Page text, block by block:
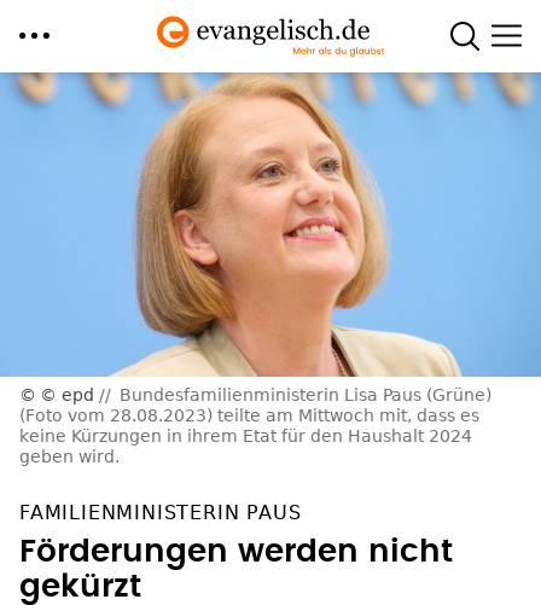
Direkt
© epd
Bundesfamilienministerin Lisa Paus (Grüne)
(Foto vom 28.08.2023) teilte am Mittwoch mit, dass es
keine Kürzungen in ihrem Etat für den Haushalt 2024
geben wird.
FAMILIENMINISTERIN PAUS
Förderungen werden nicht
gekürzt